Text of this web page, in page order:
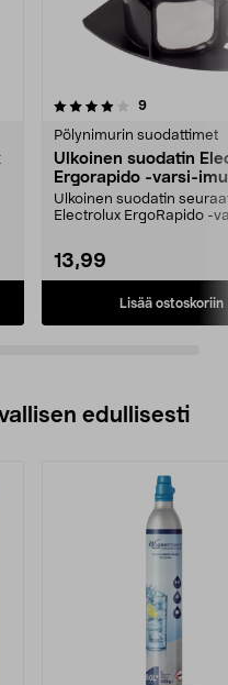
9arvostelut
Pölynimurin suodattimet
Ulkoinen suodatin
Ergorapido -varsi-
Ulkoinen suodatin
Electrolux ErgoRapido -
13,99
Lisää ostoskoriin
4.0viidestä
edullisesti